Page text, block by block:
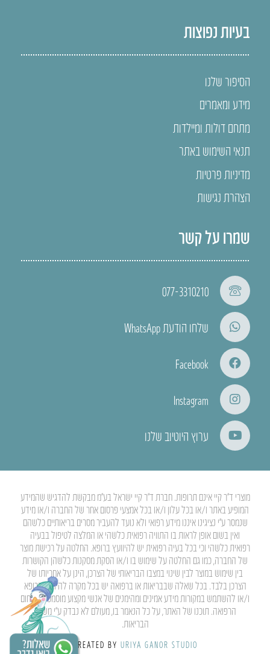
בעיות נפוצות
הסיפור שלנו
מידע ומאמרים
מתחם דולות ומיילדות
תנאי השימוש באתר
מדיניות פרטיות
הצהרת נגישות
שמרו על קשר
077-3310210
שלחו הודעת WhatsApp
Facebook
Instagram
ערוץ היוטיוב שלנו
מוצרי ד”ר קיי אינם תרופות. חברת ד”ר קיי ישראל בע”מ מבקשת להדגיש שהמידע
המופיע באתר ו/או בכל עלון ו/או בכל אמצעי פרסום אחר של החברה ו/או מידע
שנמסר ע”י נציגינו איננו מידע רפואי ולא נועד להעביר מסרים בריאותיים כלשהם
ואין בשום אופן לראות בו התוויה רפואית כלשהי או המלצה לטיפול בבעיה
רפואית כלשהי וכי בכל בעיה רפואית יש להיוועץ ברופא. החלטה על רכישת מוצר
של החברה, כמו גם החלטה על שימוש בו ו/או הסקת מסקנות כלשהן הקושרות
בין שימוש במוצר לבין שינוי במצבו הבריאותי של הצרכן, הינן על אחריותו של
הצרכן בלבד. בכל שאלה שבבריאות או ברפואה יש בכל מקרה להיוועץ ברופא
ו/או להשתמש במקורות מידע אמינים ומהימנים של אנשי מקצוע מוסמכים בתחום
הרפואה. תוכנו של האתר, על כל הנאמר בו, מעולם לא נבדק ע”י משרד
הבריאות.
CREATED BY URIYA GANOR STUDIO